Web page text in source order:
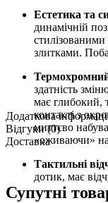
Естетика та
динамічній
злитками.
здатність
має глибокий,
контакті з
миттєво
«оживаючи»
Тактильні
дотик, має
Додаткова
Відгуки (0)
Доставка
Супутні